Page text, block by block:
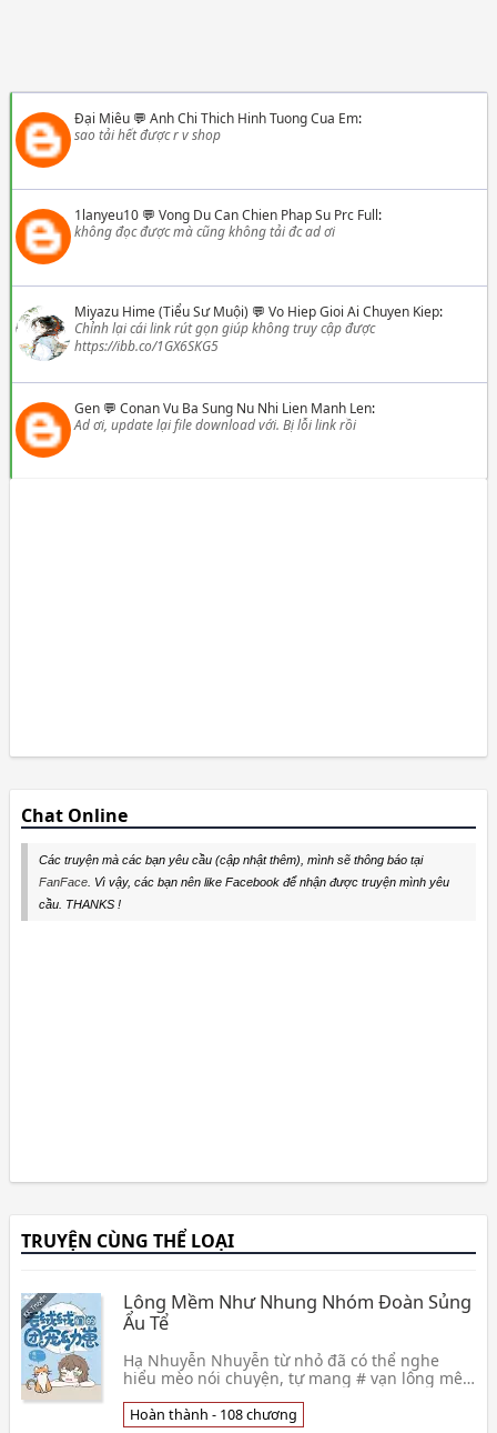
Đại Miêu💬 Anh Chi Thich Hinh Tuong Cua Em:
sao tải hết được r v shop
1lanyeu10💬 Vong Du Can Chien Phap Su Prc Full:
không đọc được mà cũng không tải đc ad ơi
Miyazu Hime (Tiểu Sư Muội) 💬 Vo Hiep Gioi Ai Chuyen Kiep:
Chỉnh lại cái link rút gọn giúp không truy cập được
https://ibb.co/1GX6SKG5
Gen💬 Conan Vu Ba Sung Nu Nhi Lien Manh Len:
Ad ơi, update lại file download với. Bị lỗi link rồi
Chat Online
Các truyện mà các bạn yêu cầu (cập nhật thêm), mình sẽ thông báo tại
FanFace. Vì vậy, các bạn nên like Facebook để nhận được truyện mình yêu
cầu. THANKS !
TRUYỆN CÙNG THỂ LOẠI
Lông Mềm Như Nhung Nhóm Đoàn Sủng
Ẩu Tể
Hạ Nhuyễn Nhuyễn từ nhỏ đã có thể nghe
hiểu mèo nói chuyện, tự mang # vạn lông mê,
xuyên qua li👦 Hoa Nhất Nhất
Hoàn thành - 108 chương